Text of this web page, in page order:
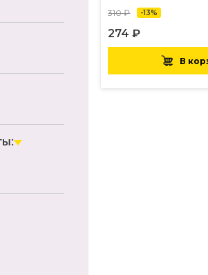
310 ₽ -13%
274 ₽
В